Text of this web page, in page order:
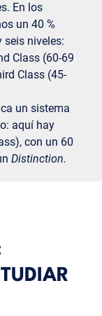
En los
un 40 %
seis niveles:
Class (60-69
Class (45-
un sistema
aquí hay
con un 60
Distinction.